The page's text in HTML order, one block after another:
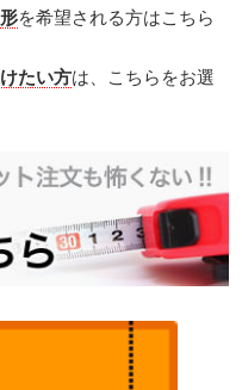
を希望される方はこちら
たい方は、こちらをお選